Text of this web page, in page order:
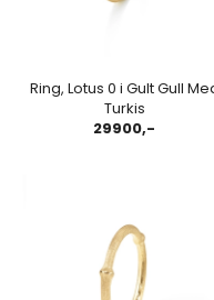
Ring, Lotus 0 i Gult Gull
Turkis
29900,-